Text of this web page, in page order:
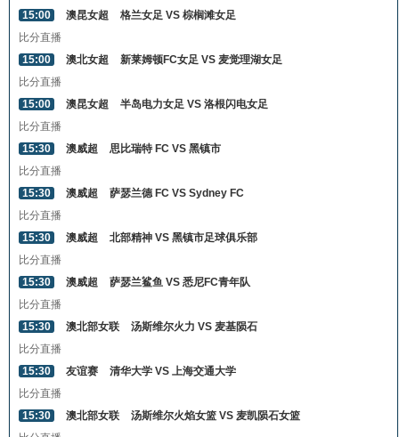
15:00
澳昆女超
格兰女足 VS 棕榈滩女足
比分直播
15:00
澳北女超
新莱姆顿FC女足 VS 麦觉理湖女足
比分直播
15:00
澳昆女超
半岛电力女足 VS 洛根闪电女足
比分直播
15:30
澳威超
思比瑞特 FC VS 黑镇市
比分直播
15:30
澳威超
萨瑟兰德 FC VS Sydney FC
比分直播
15:30
澳威超
北部精神 VS 黑镇市足球俱乐部
比分直播
15:30
澳威超
萨瑟兰鲨鱼 VS 悉尼FC青年队
比分直播
15:30
澳北部女联
汤斯维尔火力 VS 麦基陨石
比分直播
15:30
友谊赛
清华大学 VS 上海交通大学
比分直播
15:30
澳北部女联
汤斯维尔火焰女篮 VS 麦凯陨石女篮